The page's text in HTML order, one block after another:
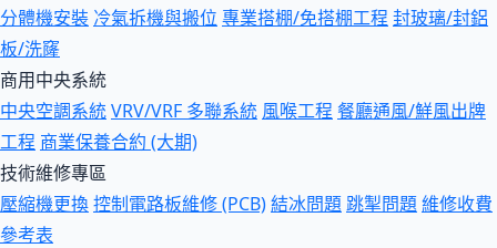
分體機安裝 冷氣拆機與搬位 專業搭棚/免搭棚工程 封玻璃/封鋁
板/洗窿
商用中央系統
中央空調系統VRV/VRF 多聯系統 風喉工程 餐廳通風/鮮風出牌
工程 商業保養合約 (大期)
技術維修專區
壓縮機更換控制電路板維修 (PCB)結冰問題跳掣問題維修收費
參考表